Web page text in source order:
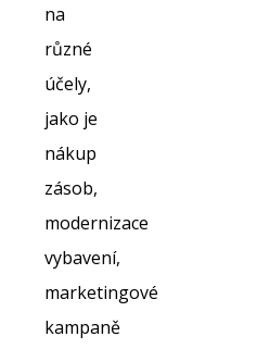
na
různé
účely,
jako je
nákup
zásob,
modernizace
vybavení,
marketingové
kampaně